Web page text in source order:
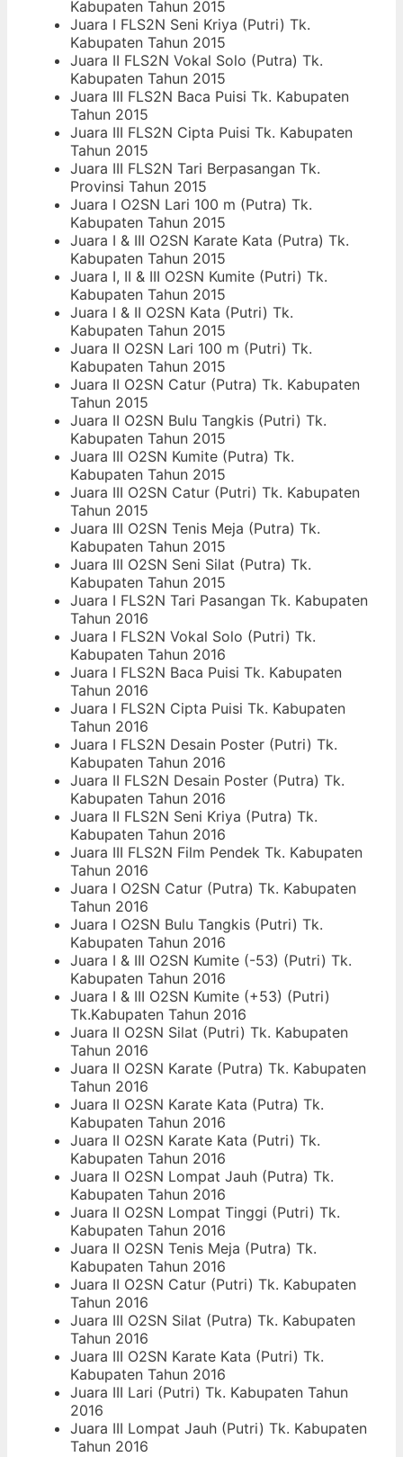
Kabupaten Tahun 2015
Juara I FLS2N Seni Kriya (Putri) Tk.
Kabupaten Tahun 2015
Juara II FLS2N Vokal Solo (Putra) Tk.
Kabupaten Tahun 2015
Juara III FLS2N Baca Puisi Tk. Kabupaten
Tahun 2015
Juara III FLS2N Cipta Puisi Tk. Kabupaten
Tahun 2015
Juara III FLS2N Tari Berpasangan Tk.
Provinsi Tahun 2015
Juara I O2SN Lari 100 m (Putra) Tk.
Kabupaten Tahun 2015
Juara I & III O2SN Karate Kata (Putra) Tk.
Kabupaten Tahun 2015
Juara I, II & III O2SN Kumite (Putri) Tk.
Kabupaten Tahun 2015
Juara I & II O2SN Kata (Putri) Tk.
Kabupaten Tahun 2015
Juara II O2SN Lari 100 m (Putri) Tk.
Kabupaten Tahun 2015
Juara II O2SN Catur (Putra) Tk. Kabupaten
Tahun 2015
Juara II O2SN Bulu Tangkis (Putri) Tk.
Kabupaten Tahun 2015
Juara III O2SN Kumite (Putra) Tk.
Kabupaten Tahun 2015
Juara III O2SN Catur (Putri) Tk. Kabupaten
Tahun 2015
Juara III O2SN Tenis Meja (Putra) Tk.
Kabupaten Tahun 2015
Juara III O2SN Seni Silat (Putra) Tk.
Kabupaten Tahun 2015
Juara I FLS2N Tari Pasangan Tk. Kabupaten
Tahun 2016
Juara I FLS2N Vokal Solo (Putri) Tk.
Kabupaten Tahun 2016
Juara I FLS2N Baca Puisi Tk. Kabupaten
Tahun 2016
Juara I FLS2N Cipta Puisi Tk. Kabupaten
Tahun 2016
Juara I FLS2N Desain Poster (Putri) Tk.
Kabupaten Tahun 2016
Juara II FLS2N Desain Poster (Putra) Tk.
Kabupaten Tahun 2016
Juara II FLS2N Seni Kriya (Putra) Tk.
Kabupaten Tahun 2016
Juara III FLS2N Film Pendek Tk. Kabupaten
Tahun 2016
Juara I O2SN Catur (Putra) Tk. Kabupaten
Tahun 2016
Juara I O2SN Bulu Tangkis (Putri) Tk.
Kabupaten Tahun 2016
Juara I & III O2SN Kumite (-53) (Putri) Tk.
Kabupaten Tahun 2016
Juara I & III O2SN Kumite (+53) (Putri)
Tk.Kabupaten Tahun 2016
Juara II O2SN Silat (Putri) Tk. Kabupaten
Tahun 2016
Juara II O2SN Karate (Putra) Tk. Kabupaten
Tahun 2016
Juara II O2SN Karate Kata (Putra) Tk.
Kabupaten Tahun 2016
Juara II O2SN Karate Kata (Putri) Tk.
Kabupaten Tahun 2016
Juara II O2SN Lompat Jauh (Putra) Tk.
Kabupaten Tahun 2016
Juara II O2SN Lompat Tinggi (Putri) Tk.
Kabupaten Tahun 2016
Juara II O2SN Tenis Meja (Putra) Tk.
Kabupaten Tahun 2016
Juara II O2SN Catur (Putri) Tk. Kabupaten
Tahun 2016
Juara III O2SN Silat (Putra) Tk. Kabupaten
Tahun 2016
Juara III O2SN Karate Kata (Putri) Tk.
Kabupaten Tahun 2016
Juara III Lari (Putri) Tk. Kabupaten Tahun
2016
Juara III Lompat Jauh (Putri) Tk. Kabupaten
Tahun 2016